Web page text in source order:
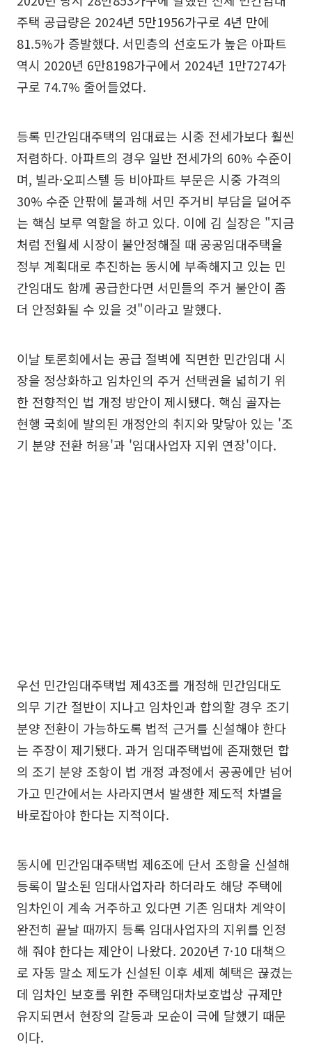
주택 공급량은 2024년 5만1956가구로 4년 만에
81.5%가 증발했다. 서민층의 선호도가 높은 아파트
역시 2020년 6만8198가구에서 2024년 1만7274가
구로 74.7% 줄어들었다.
등록 민간임대주택의 임대료는 시중 전세가보다 훨씬
저렴하다. 아파트의 경우 일반 전세가의 60% 수준이
며, 빌라·오피스텔 등 비아파트 부문은 시중 가격의
30% 수준 안팎에 불과해 서민 주거비 부담을 덜어주
는 핵심 보루 역할을 하고 있다. 이에 김 실장은 "지금
처럼 전월세 시장이 불안정해질 때 공공임대주택을
정부 계획대로 추진하는 동시에 부족해지고 있는 민
간임대도 함께 공급한다면 서민들의 주거 불안이 좀
더 안정화될 수 있을 것"이라고 말했다.
이날 토론회에서는 공급 절벽에 직면한 민간임대 시
장을 정상화하고 임차인의 주거 선택권을 넓히기 위
한 전향적인 법 개정 방안이 제시됐다. 핵심 골자는
현행 국회에 발의된 개정안의 취지와 맞닿아 있는 '조
기 분양 전환 허용'과 '임대사업자 지위 연장'이다.
우선 민간임대주택법 제43조를 개정해 민간임대도
의무 기간 절반이 지나고 임차인과 합의할 경우 조기
분양 전환이 가능하도록 법적 근거를 신설해야 한다
는 주장이 제기됐다. 과거 임대주택법에 존재했던 합
의 조기 분양 조항이 법 개정 과정에서 공공에만 넘어
가고 민간에서는 사라지면서 발생한 제도적 차별을
바로잡아야 한다는 지적이다.
동시에 민간임대주택법 제6조에 단서 조항을 신설해
등록이 말소된 임대사업자라 하더라도 해당 주택에
임차인이 계속 거주하고 있다면 기존 임대차 계약이
완전히 끝날 때까지 등록 임대사업자의 지위를 인정
해 줘야 한다는 제안이 나왔다. 2020년 7·10 대책으
로 자동 말소 제도가 신설된 이후 세제 혜택은 끊겼는
데 임차인 보호를 위한 주택임대차보호법상 규제만
유지되면서 현장의 갈등과 모순이 극에 달했기 때문
이다.